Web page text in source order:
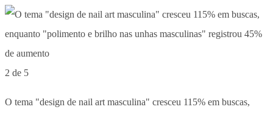
2 de 5
O tema "design de nail art masculina" cresceu 115% em buscas,